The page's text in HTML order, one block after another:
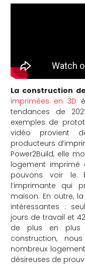
La construction
imprimées en 3D
tendances de
exemples de
vidéo provient
producteurs
Power2Build, elle
logement imprimé
pouvons voir le
l’imprimante qui
maison. En outre,
intéressantes :
jours de travail et
de plus en plus
construction,
nombreux
désireuses de